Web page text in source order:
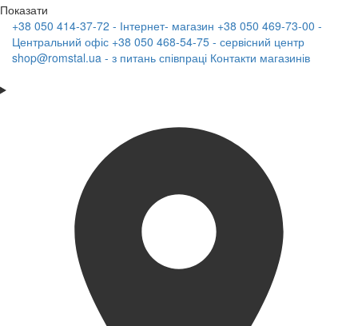
Показати
+38 050 414-37-72 - Інтернет- магазин +38 050 469-73-00 -
Центральний офіс +38 050 468-54-75 - сервісний центр
shop@romstal.ua - з питань співпраці Контакти магазинів